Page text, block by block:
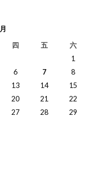
四 五 六
1
6 7
8
13 14
15
20 21
22
27 28
29